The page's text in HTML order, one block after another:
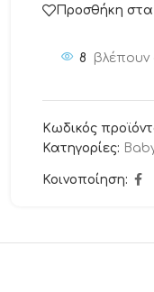
Προσθήκη
8 βλέπουν
Κωδικός
Κατηγορίες:
Κοινοποίηση: